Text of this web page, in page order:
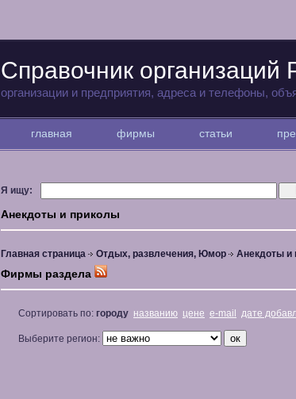
Справочник организаций
организации и предприятия, адреса и телефоны,
главная фирмы статьи
Я ищу:
Анекдоты и приколы
Главная страница Отдых, развлечения, Юмор Анекдоты и
Фирмы раздела
Сортировать по: городу названию цене e-mail дате
Выберите регион: